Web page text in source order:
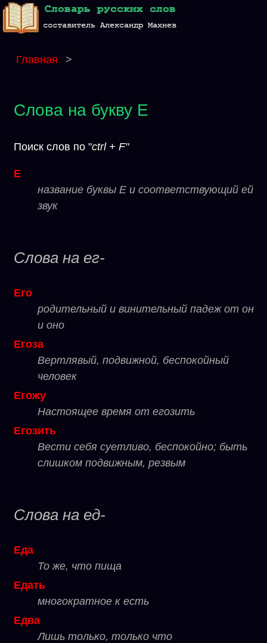
Главная >
Слова на букву Е
Поиск слов по "ctrl + F"
Е
название буквы Е и соответствующий ей
звук
Слова на ег-
Его
родительный и винительный падеж от он
и оно
Егоза
Вертлявый, подвижной, беспокойный
человек
Егожу
Настоящее время от егозить
Егозить
Вести себя суетливо, беспокойно; быть
слишком подвижным, резвым
Слова на ед-
Еда
То же, что пища
Едать
многократное к есть
Едва
Лишь только, только что